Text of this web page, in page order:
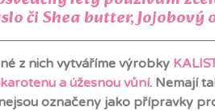
či Shea butter,
z nich vytváříme výrobky
a úžesnou vůní. Nemají
označeny jako přípravky